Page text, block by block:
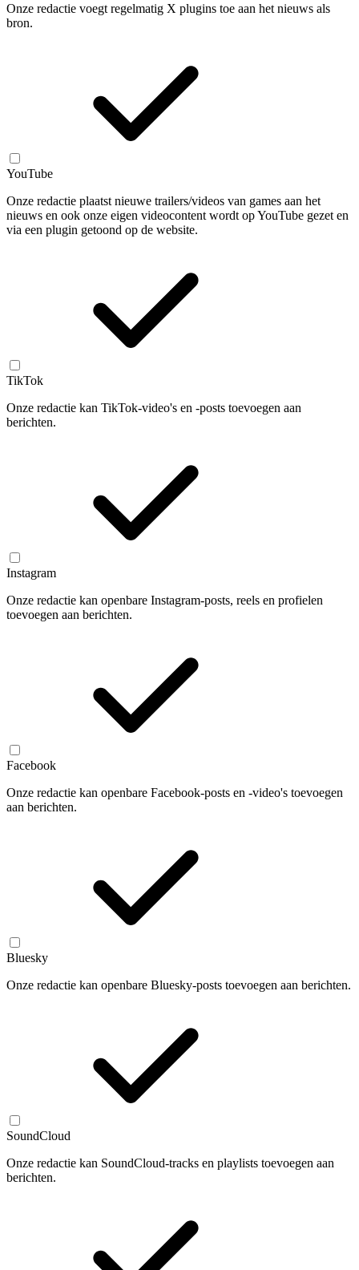
Onze redactie voegt regelmatig X plugins toe aan het nieuws als
bron.
YouTube
Onze redactie plaatst nieuwe trailers/videos van games aan het
nieuws en ook onze eigen videocontent wordt op YouTube gezet en
via een plugin getoond op de website.
TikTok
Onze redactie kan TikTok-video's en -posts toevoegen aan
berichten.
Instagram
Onze redactie kan openbare Instagram-posts, reels en profielen
toevoegen aan berichten.
Facebook
Onze redactie kan openbare Facebook-posts en -video's toevoegen
aan berichten.
Bluesky
Onze redactie kan openbare Bluesky-posts toevoegen aan berichten.
SoundCloud
Onze redactie kan SoundCloud-tracks en playlists toevoegen aan
berichten.